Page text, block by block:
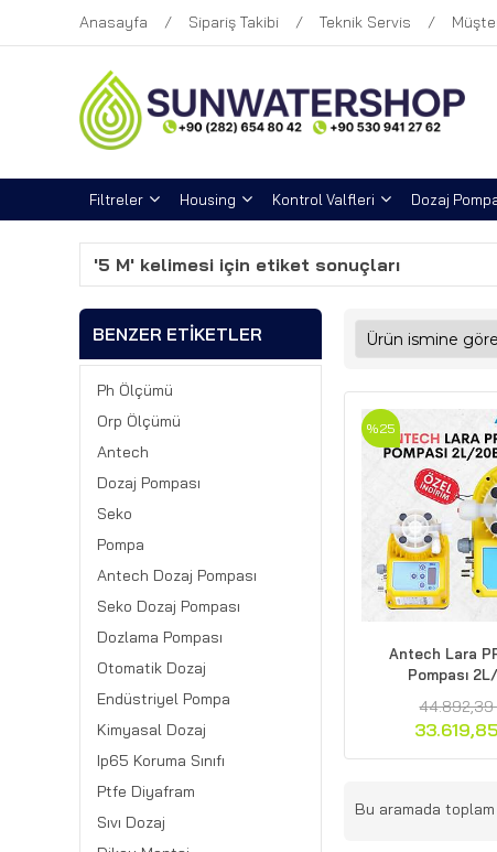
Anasayfa Sipariş Takibi Teknik Servis
Filtreler Housing Kontrol Valfleri Dozaj
'5 M' kelimesi için etiket sonuçları
BENZER ETIKETLER
Ph Ölçümü
Orp Ölçümü
Antech
Dozaj Pompası
Seko
Pompa
Antech Dozaj Pompası
Seko Dozaj Pompası
Dozlama Pompası
Otomatik Dozaj
Endüstriyel Pompa
Kimyasal Dozaj
Ip65 Koruma Sınıfı
Ptfe Diyafram
Sıvı Dozaj
Antech Lara
Pompası
44.892,39
%25
Bu aramada toplam